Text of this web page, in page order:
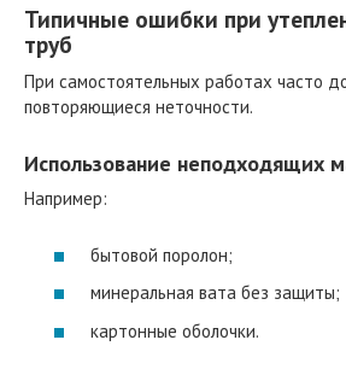
Типичные ошибки при
труб
При самостоятельных работах часто
повторяющиеся неточности.
Использование неподходящих
Например:
бытовой поролон;
минеральная вата без защиты;
картонные оболочки.